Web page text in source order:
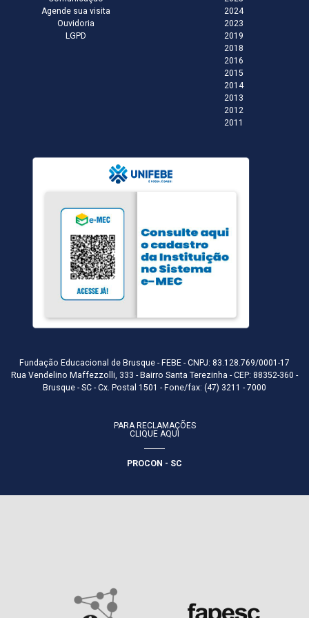
Agende sua visita
Ouvidoria
LGPD
2024
2023
2019
2018
2016
2015
2014
2013
2012
2011
Fundação Educacional de Brusque - FEBE - CNPJ: 83.128.769/0001-17
Rua Vendelino Maffezzolli, 333 - Bairro Santa Terezinha - CEP: 88352-360 -
Brusque - SC - Cx. Postal 1501 - Fone/fax: (47) 3211 - 7000
PARA RECLAMAÇÕES
CLIQUE AQUI
PROCON - SC